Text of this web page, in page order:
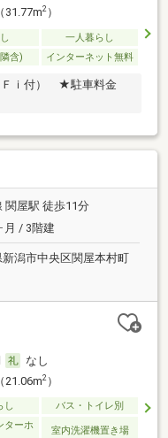
31.77m2）
一人暮らし
含) インターネット無料
Ｆｉ付） ★駐車料金
関屋駅 徒歩11分
月 / 3階建
新潟市中央区関屋本村町
なし
21.06m2）
し バス・トイレ別
ターホ
室内洗濯機置き場